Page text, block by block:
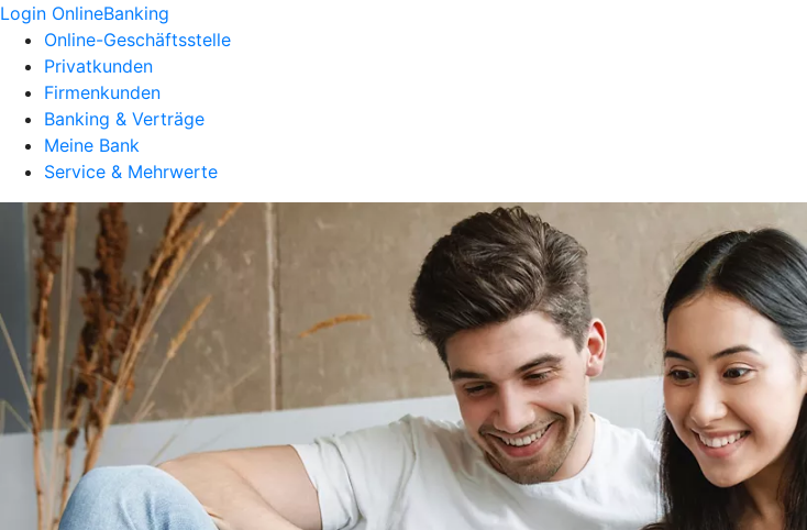
Login OnlineBanking
Online-Geschäftsstelle
Privatkunden
Firmenkunden
Banking & Verträge
Meine Bank
Service & Mehrwerte